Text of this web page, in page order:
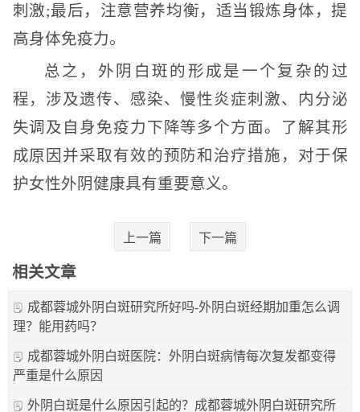
刺激;最后，注意营养均衡，适当锻炼身体，提
高身体免疫力。
总之，外阴白斑的形成是一个复杂的过
程，涉及遗传、感染、慢性炎症刺激、内分泌
失调及自身免疫力下降等多个方面。了解其形
成原因并采取有效的预防和治疗措施，对于保
护女性外阴健康具有重要意义。
上一篇 下一篇
相关文章
成都蓉城外阴白斑研究所好吗-外阴白斑经期加重怎么调
理？能用药吗？
成都蓉城外阴白斑医院：外阴白斑病情每次复发都变得
严重是什么原因
外阴白斑是什么原因引起的？成都蓉城外阴白斑研究所